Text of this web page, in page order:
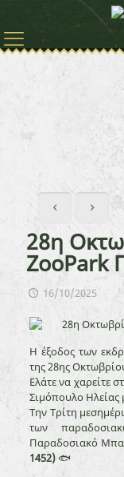
28η
ZooPark
16/10/2025
Η έξοδος των
της 28ης
Ελάτε να χαρείτε
Σιμόπουλο
Την Τρίτη
των
Παραδοσιακό
1452)🐟